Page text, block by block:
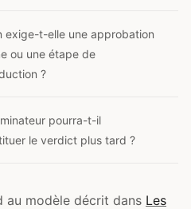
exige-t-elle une approbation
ou une étape de
?
pourra-t-il
le verdict plus tard ?
au modèle décrit dans Les